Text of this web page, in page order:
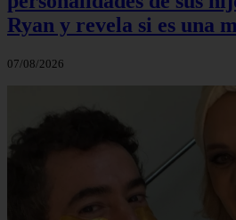
Ryan y revela si es una
07/08/2026